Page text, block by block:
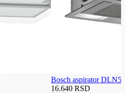
Bosch aspirator
16.640 RSD